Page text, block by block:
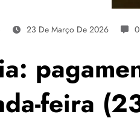
23 De Março De 2026
feira